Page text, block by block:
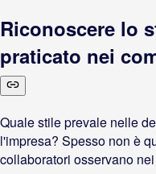
Riconoscere lo
praticato nei
Quale stile prevale nelle
l'impresa? Spesso non è
collaboratori osservano